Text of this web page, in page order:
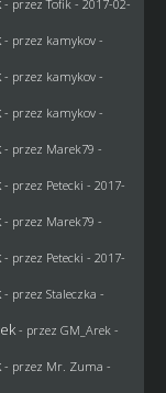
- przezTofik - 2017-02-
- przez kamykov-
- przez kamykov-
- przez kamykov-
- przez Marek79 -
- przez Petecki - 2017-
- przez Marek79 -
- przez Petecki - 2017-
- przez Staleczka -
- przez GM_Arek -
- przez Mr. Zuma -